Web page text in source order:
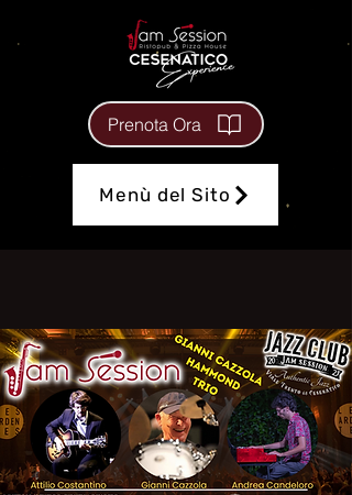
Menù del Sito
Prenota Ora